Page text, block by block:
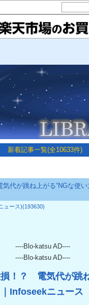
新着記事一覧(全10633件)
代が跳ね上がる“NGな使
ュース)(193630)
----Blo-katsu AD----
----Blo-katsu AD----
損！？ 電気代が跳
｜Infoseekニュース